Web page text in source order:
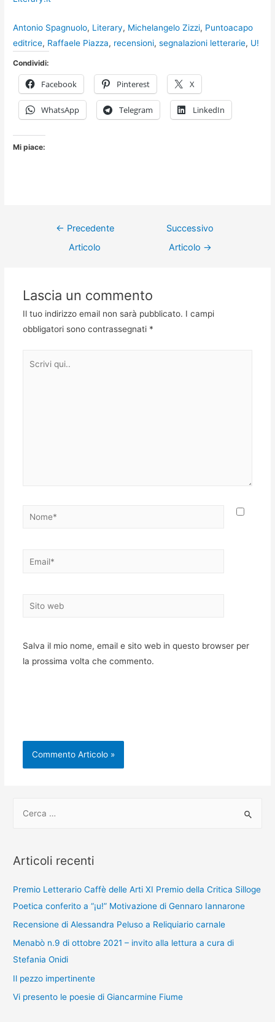
Antonio Spagnuolo, Literary, Michelangelo Zizzi, Puntoacapo
editrice, Raffaele Piazza, recensioni, segnalazioni letterarie, U!
Condividi:
Facebook Pinterest X
WhatsApp Telegram LinkedIn
Mi piace:
Navigazione
articoli
← Precedente
Articolo
Successivo
Articolo →
Lascia un commento
Il tuo indirizzo email non sarà pubblicato. I campi
obbligatori sono contrassegnati *
Nome*
Email*
Sito
Salva il mio nome, email e sito web in questo browser per
la prossima volta che commento.
c
:
Articoli recenti
Premio Letterario Caffè delle Arti XI Premio della Critica Silloge
Poetica conferito a “¡u!” Motivazione di Gennaro Iannarone
Recensione di Alessandra Peluso a Reliquiario carnale
Menabò n.9 di ottobre 2021 – invito alla lettura a cura di
Stefania Onidi
Il pezzo impertinente
Vi presento le poesie di Giancarmine Fiume